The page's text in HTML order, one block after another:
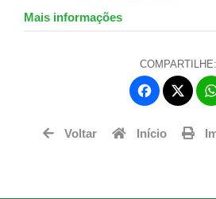
Mais informações
COMPARTILHE:
Fa
ce
bo
itt
Voltar Início